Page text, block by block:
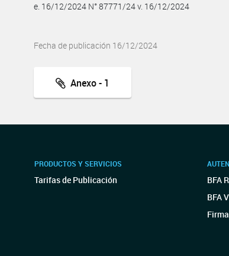
e. 16/12/2024 N° 87771/24 v. 16/12/2024
Fecha de publicación 16/12/2024
Anexo - 1
PRODUCTOS Y SERVICIOS
Tarifas de Publicación
BFA
BFA